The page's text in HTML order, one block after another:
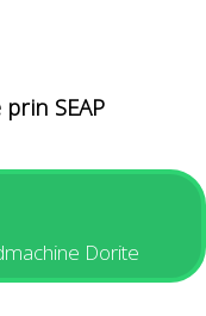
SEAP
Dorite